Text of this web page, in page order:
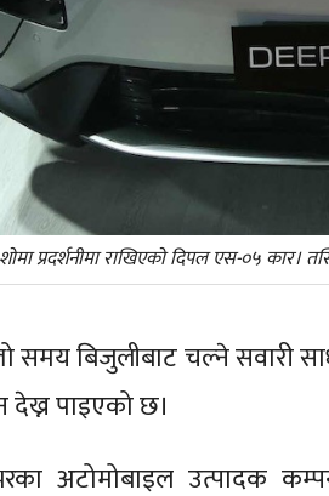
प्रदर्शनीमा राखिएको दिपल एस-०५ कार।
समय बिजुलीबाट चल्ने सवारी
पाइएको छ।
अटोमोबाइल उत्पादक